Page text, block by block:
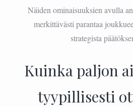
Näiden ominaisuuksien avulla
merkittävästi parantaa
strategista
Kuinka paljon
tyypillisesti